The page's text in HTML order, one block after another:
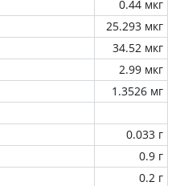
0.44 мкг
25.293 мкг
34.52 мкг
2.99 мкг
1.3526 мг
0.033 г
0.9 г
0.2 г